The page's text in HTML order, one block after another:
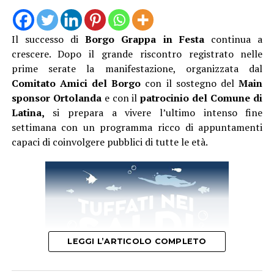
Biglietto 10 euro.
Il successo diBorgo Grappa in Festacontinua a
crescere. Dopo il grande riscontro registrato nelle
prime serate la manifestazione, organizzata dal
Comitato Amici del Borgo con il sostegno delMain
sponsor Ortolandae con ilpatrocinio del Comune di
Latina, si prepara a vivere l’ultimo intenso fine
settimana con un programma ricco di appuntamenti
capaci di coinvolgere pubblici di tutte le età.
LEGGI L’ARTICOLO COMPLETO